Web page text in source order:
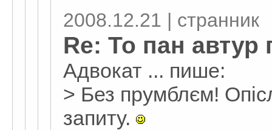
2008.12.21 | странник
Re: То пан
Адвокат ... пише:
> Без прумблєм!
запиту.